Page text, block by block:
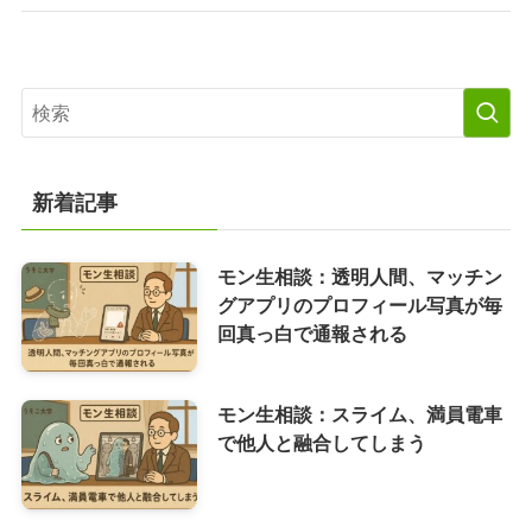
新着記事
モン生相談：透明人間、マッチン
グアプリのプロフィール写真が毎
回真っ白で通報される
モン生相談：スライム、満員電車
で他人と融合してしまう